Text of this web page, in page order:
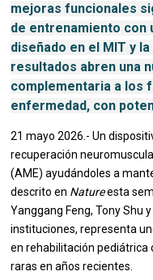
mejoras funcionales
de entrenamiento con
diseñado en el MIT y
resultados abren una
complementaria a los
enfermedad, con
21 mayo 2026.- Un
recuperación
(AME) ayudándoles a
descrito en Natureesta
Yanggang Feng, Tony Shu
instituciones, representa
en rehabilitación
raras en años recientes.